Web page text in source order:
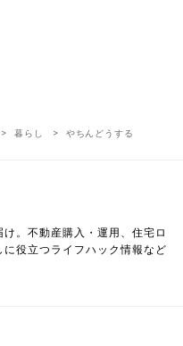
暮らし やちんどうする
。不動産購入・運用、住宅ロ
役立つライフハック情報など